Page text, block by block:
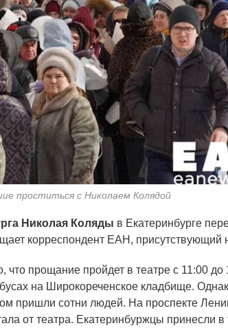
проститься с Николаем Колядой
Николая Коляды в Екатеринбурге
корреспондент ЕАН, присутствующий
что прощание пройдет в театре с 11:00 до
на Широкореченское кладбище.
пришли сотни людей. На проспекте
от театра. Екатеринбуржцы принесли в